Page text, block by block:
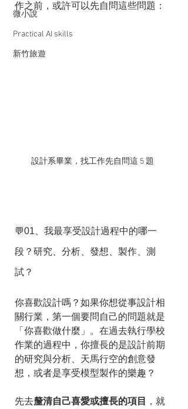
微小說
Practical AI skills
新竹旅遊
作之前，或許可以先自問這些問題：
設計系畢業，找工作先自問這 5 題
💬01、我最享受設計過程中的哪一
段？研究、分析、發想、製作、測
試？
你喜歡設計嗎？如果你想從事設計相
關行業，第一個要問自己的問題就是
「你喜歡做什麼」。在過去執行學校
作業的過程中，你擅長的是設計前期
的研究與分析、天馬行空的創意發
想，或者是享受模型製作的樂趣？
先去釐清自己喜愛或擅長的項目 ，就